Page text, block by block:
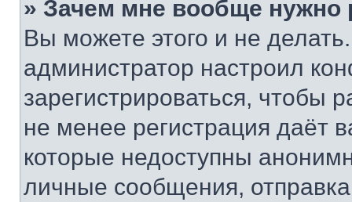
» Зачем мне вообще нужно
Вы можете этого и не
администратор настроил
зарегистрироваться, чтобы
не менее регистрация даёт
которые недоступны
личные сообщения,